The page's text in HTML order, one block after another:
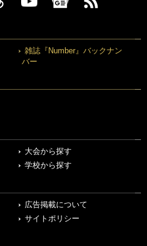
雑誌『Number』バックナン
バー
大会から探す
学校から探す
広告掲載について
サイトポリシー